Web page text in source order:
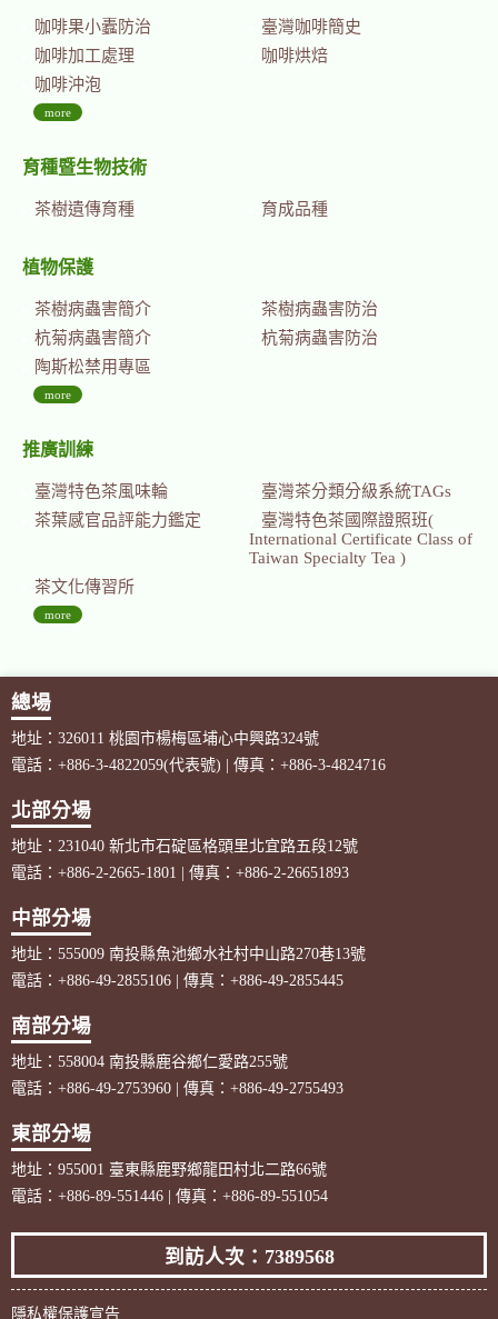
咖啡果小蠹防治
臺灣咖啡簡史
咖啡加工處理
咖啡烘焙
咖啡沖泡
more
育種暨生物技術
茶樹遺傳育種 育成品種
植物保護
茶樹病蟲害簡介
茶樹病蟲害防治
杭菊病蟲害簡介
杭菊病蟲害防治
陶斯松禁用專區
more
推廣訓練
臺灣特色茶風味輪
臺灣茶分類分級系統TAGs
茶葉感官品評能力鑑定
臺灣特色茶國際證照班(
International Certificate Class of
Taiwan Specialty Tea )
茶文化傳習所
more
總場
地址：326011 桃園市楊梅區埔心中興路324號
電話：+886-3-4822059(代表號) | 傳真：+886-3-4824716
北部分場
地址：231040 新北市石碇區格頭里北宜路五段12號
電話：+886-2-2665-1801 | 傳真：+886-2-26651893
中部分場
地址：555009 南投縣魚池鄉水社村中山路270巷13號
電話：+886-49-2855106 | 傳真：+886-49-2855445
南部分場
地址：558004 南投縣鹿谷鄉仁愛路255號
電話：+886-49-2753960 | 傳真：+886-49-2755493
東部分場
地址：955001 臺東縣鹿野鄉龍田村北二路66號
電話：+886-89-551446 | 傳真：+886-89-551054
到訪人次：7389568
隱私權保護宣告